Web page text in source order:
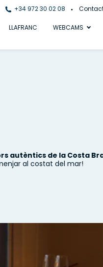
+34 972 30 02 08
LLAFRANC WEBCAMS
autèntics de la Costa
al costat del mar!